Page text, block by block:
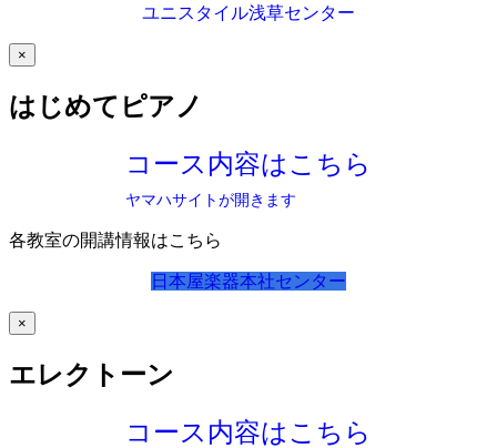
ユニスタイル浅草センター
×
はじめてピアノ
コース内容はこちら
ヤマハサイトが開きます
各教室の開講情報はこちら
日本屋楽器本社センター
×
エレクトーン
コース内容はこちら